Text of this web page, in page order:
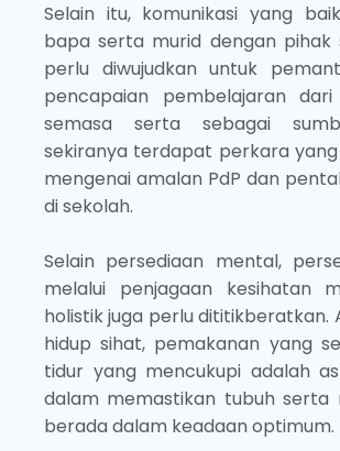
Selain itu, komunikasi yang
bapa serta murid dengan pihak
perlu diwujudkan untuk
pencapaian pembelajaran
semasa serta sebagai
sekiranya terdapat perkara
mengenai amalan PdP dan
di sekolah.
Selain persediaan mental,
melalui penjagaan kesihatan
holistik juga perlu dititikberatkan.
hidup sihat, pemakanan yang
tidur yang mencukupi adalah
dalam memastikan tubuh serta
berada dalam keadaan optimum.